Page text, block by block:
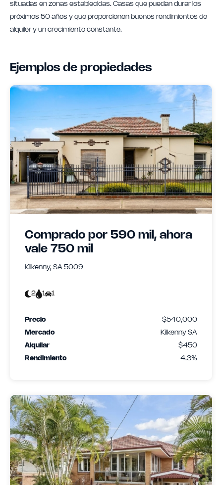
situadas en zonas establecidas. Casas que puedan durar los
próximos 50 años y que proporcionen buenos rendimientos de
alquiler y un crecimiento constante.
Ejemplos de propiedades
Comprado por 590 mil, ahora
vale 750 mil
Kilkenny, SA 5009
2 1 1
Precio
$540,000
Mercado
Kilkenny SA
Alquilar
$450
Rendimiento
4.3%